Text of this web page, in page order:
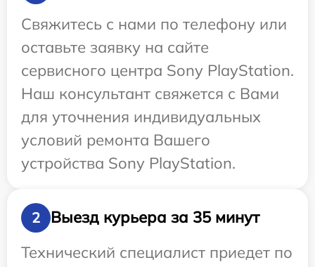
Свяжитесь с нами по телефону или
оставьте заявку на сайте
сервисного центра Sony PlayStation.
Наш консультант свяжется с Вами
для уточнения индивидуальных
условий ремонта Вашего
устройства Sony PlayStation.
2
Выезд курьера за 35 минут
Технический специалист приедет по